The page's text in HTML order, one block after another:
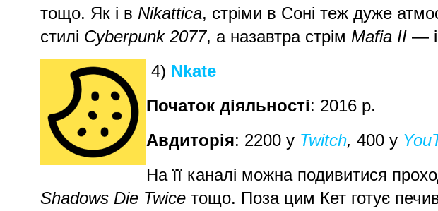
тощо. Як і в Nikattica, стріми в Соні теж дуже
стилі Cyberpunk 2077, а назавтра стрім Mafia II —
4) Nkate
Початок діяльності: 2016 р.
Авдиторія: 2200 у Twitch, 400 у
На її каналі можна подивитися
Shadows Die Twice тощо. Поза цим Кет готує